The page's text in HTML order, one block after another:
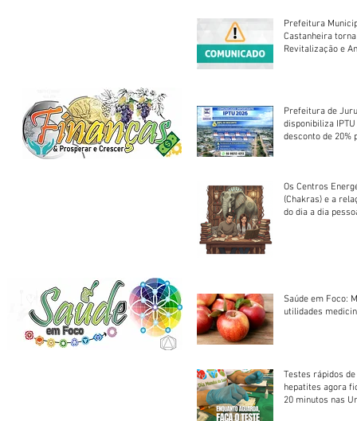
Prefeitura
Castanheira
Revitalização e
Prefeitura de
disponibiliza
desconto de 20%
Os Centros
(Chakras) e a
do dia a dia
Saúde em Foco:
utilidades
Testes rápidos
hepatites agora
20 minutos nas